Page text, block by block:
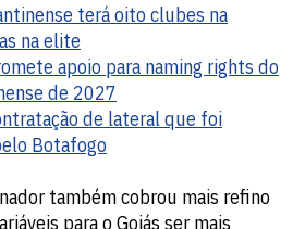
terá oito clubes na
na elite
apoio para naming rights do
de 2027
de lateral que foi
Botafogo
também cobrou mais refino
para o Goiás ser mais